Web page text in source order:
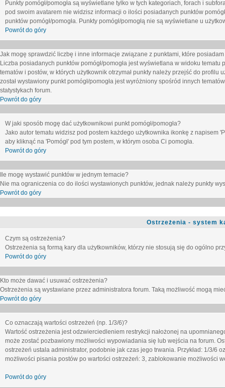
Punkty pomógł/pomogła są wyświetlane tylko w tych kategoriach, forach i
pod swoim avatarem nie widzisz informacji o ilości posiadanych punktów
punktów pomógł/pomogła. Punkty pomógł/pomogłą nie są wyświetlane u
Powrót do góry
Jak mogę sprawdzić liczbę i inne informacje związane z punktami, które
Liczba posiadanych punktów pomógł/pomogła jest wyświetlana w widoku
tematów i postów, w których użytkownik otrzymał punkty należy przejść do
został wystawiony punkt pomógł/pomogła jest wyróżniony spośród innych
statystykach forum.
Powrót do góry
W jaki sposób mogę dać użytkownikowi punkt pomógł/pomogła?
Jako autor tematu widzisz pod postem każdego użytkownika ikonkę z napisem
aby kliknąć na 'Pomógł' pod tym postem, w którym osoba Ci pomogła.
Powrót do góry
Ile mogę wystawić punktów w jednym temacie?
Nie ma ograniczenia co do ilości wystawionych punktów, jednak należy punkty
Powrót do góry
Ostrzeżenia - system
Czym są ostrzeżenia?
Ostrzeżenia są formą kary dla użytkowników, którzy nie stosują się do ogólno
Powrót do góry
Kto może dawać i usuwać ostrzeżenia?
Ostrzeżenia są wystawiane przez administratora forum. Taką możliwość mogą
Powrót do góry
Co oznaczają wartości ostrzeżeń (np. 1/3/6)?
Wartość ostrzeżenia jest odzwierciedleniem restrykcji nałożonej na
może zostać pozbawiony możliwości wypowiadania się lub wejścia na forum.
ostrzeżeń ustala administrator, podobnie jak czas jego trwania. Przykład: 1/3/6
możliwości pisania postów po wartości ostrzeżeń: 3, zablokowanie możliwości
Powrót do góry